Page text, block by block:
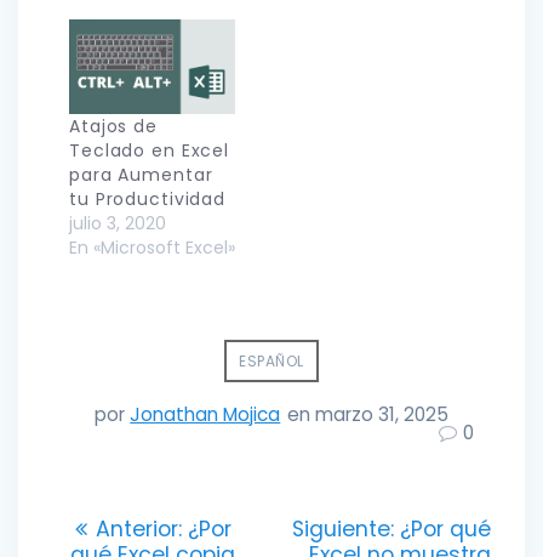
Atajos de
Teclado en Excel
para Aumentar
tu Productividad
julio 3, 2020
En «Microsoft Excel»
ESPAÑOL
porJonathan Mojica en marzo 31, 2025
0
Navegación
Anterior: Entrada
¿Por
Siguiente: Entrada
¿Por qué